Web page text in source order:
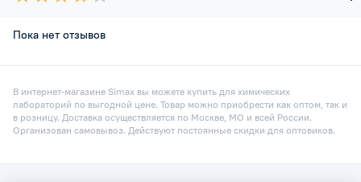
Пока нет отзывов
В интернет-магазине Simax вы можете купить для химических
лабораторий по выгодной цене. Товар можно приобрести как оптом, так и
в розницу. Доставка осуществляется по Москве, МО и всей России.
Организован самовывоз. Действуют постоянные скидки для оптовиков.